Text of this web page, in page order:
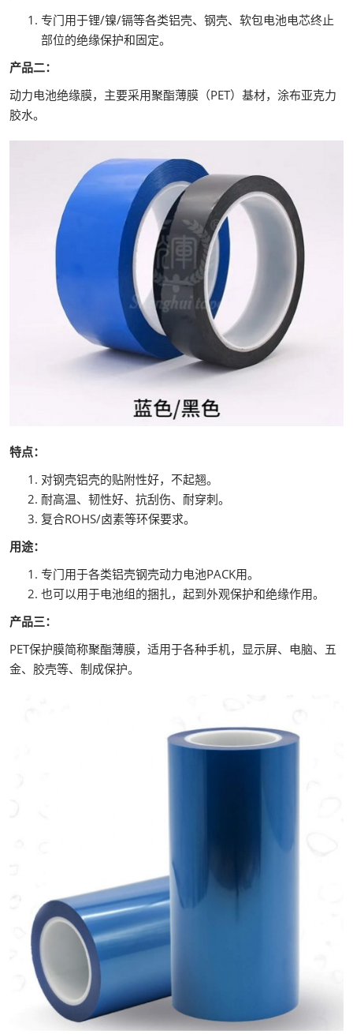
专门用于锂/镍/镉等各类铝壳、钢壳、软包电池电芯终止
部位的绝缘保护和固定。
产品二：
动力电池绝缘膜，主要采用聚酯薄膜（PET）基材，涂布亚克力
胶水。
特点：
对钢壳铝壳的贴附性好，不起翘。
耐高温、韧性好、抗刮伤、耐穿刺。
复合ROHS/卤素等环保要求。
用途：
专门用于各类铝壳钢壳动力电池PACK用。
也可以用于电池组的捆扎，起到外观保护和绝缘作用。
产品三：
PET保护膜简称聚酯薄膜，适用于各种手机，显示屏、电脑、五
金、胶壳等、制成保护。